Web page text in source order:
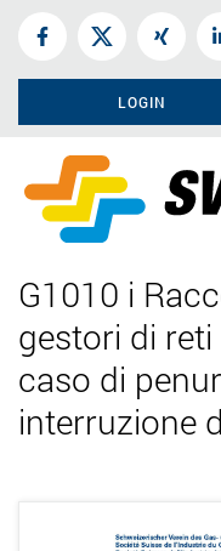
LOGIN
G1010 i
gestori di
caso di
interruzione